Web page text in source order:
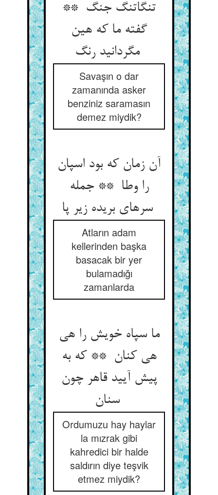
تنگاتنگ جنگ **
گفته ما که هین
مگردانید رنگ
Savaşın o dar
zamanında asker
benziniz saramasın
demez miydik?
آن زمان که بود اسپان
را وطا ** جمله
سرهای بریده زیر پا
Atların adam
kellerinden başka
basacak bir yer
bulamadığı
zamanlarda
ما سپاه خویش را هی
هی کنان ** که به
پیش آیید قاهر چون
سنان
Ordumuzu hay haylar
la mızrak gibi
kahredici bir halde
saldırın diye teşvik
etmez miydik?